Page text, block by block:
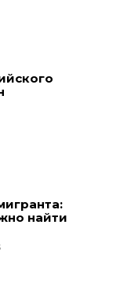
найти